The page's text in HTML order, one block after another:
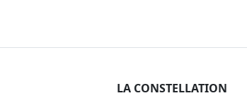
LA CONSTELLATION